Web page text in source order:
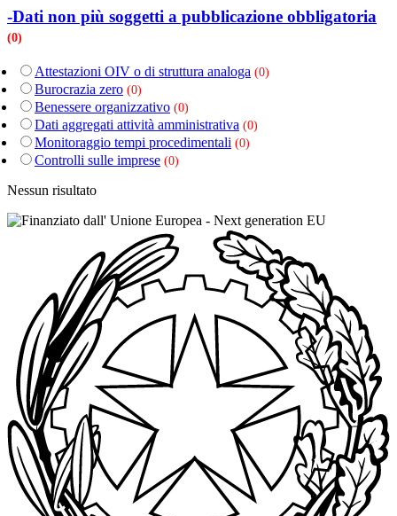
-Dati non più soggetti a pubblicazione obbligatoria
(0)
Attestazioni OIV o di struttura analoga (0)
Burocrazia zero (0)
Benessere organizzativo (0)
Dati aggregati attività amministrativa (0)
Monitoraggio tempi procedimentali (0)
Controlli sulle imprese (0)
Nessun risultato